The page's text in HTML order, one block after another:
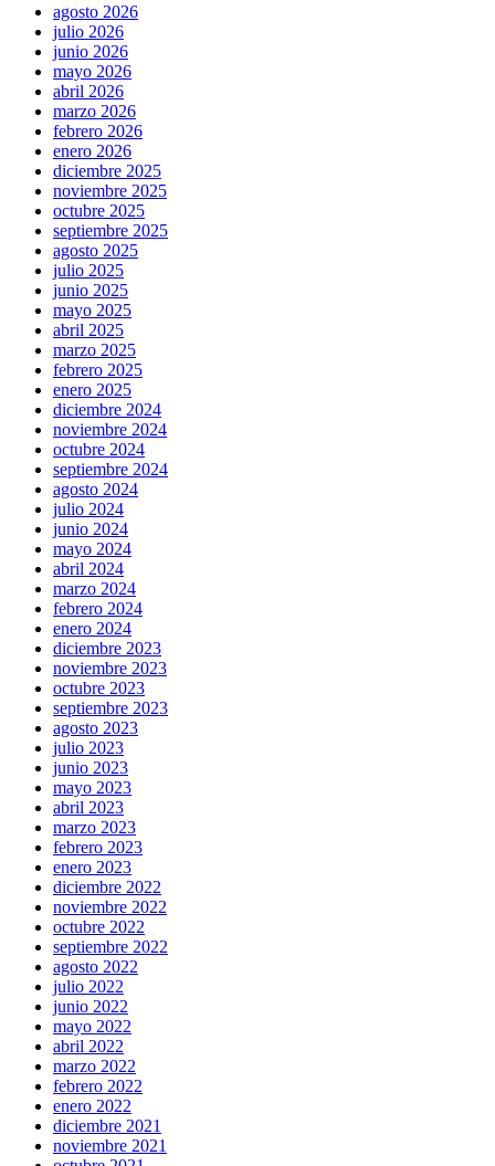
agosto 2026
julio 2026
junio 2026
mayo 2026
abril 2026
marzo 2026
febrero 2026
enero 2026
diciembre 2025
noviembre 2025
octubre 2025
septiembre 2025
agosto 2025
julio 2025
junio 2025
mayo 2025
abril 2025
marzo 2025
febrero 2025
enero 2025
diciembre 2024
noviembre 2024
octubre 2024
septiembre 2024
agosto 2024
julio 2024
junio 2024
mayo 2024
abril 2024
marzo 2024
febrero 2024
enero 2024
diciembre 2023
noviembre 2023
octubre 2023
septiembre 2023
agosto 2023
julio 2023
junio 2023
mayo 2023
abril 2023
marzo 2023
febrero 2023
enero 2023
diciembre 2022
noviembre 2022
octubre 2022
septiembre 2022
agosto 2022
julio 2022
junio 2022
mayo 2022
abril 2022
marzo 2022
febrero 2022
enero 2022
diciembre 2021
noviembre 2021